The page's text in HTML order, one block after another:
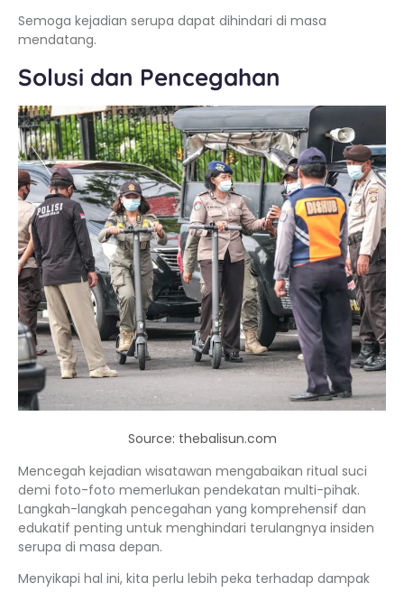
Semoga kejadian serupa dapat dihindari di masa
mendatang.
Solusi dan Pencegahan
Source: thebalisun.com
Mencegah kejadian wisatawan mengabaikan ritual suci
demi foto-foto memerlukan pendekatan multi-pihak.
Langkah-langkah pencegahan yang komprehensif dan
edukatif penting untuk menghindari terulangnya insiden
serupa di masa depan.
Menyikapi hal ini, kita perlu lebih peka terhadap dampak